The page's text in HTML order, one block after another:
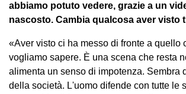
abbiamo potuto vedere, grazie a un
nascosto. Cambia qualcosa aver visto
«Aver visto ci ha messo di fronte a quello
vogliamo sapere. È una scena che resta
alimenta un senso di impotenza. Sembra
della società. L'uomo difende con tutte le